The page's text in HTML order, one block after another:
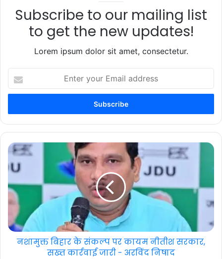
Subscribe to our mailing list
to get the new updates!
Lorem ipsum dolor sit amet, consectetur.
your
Email
नशामुक्त बिहार के संकल्प पर कायम नीतीश सरकार,
सख्त कार्रवाई जारी - अरविंद निषाद